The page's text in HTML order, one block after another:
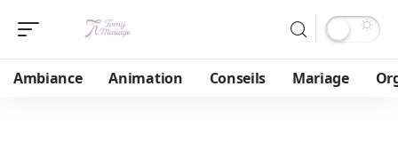
Ambiance Animation Conseils Mariage